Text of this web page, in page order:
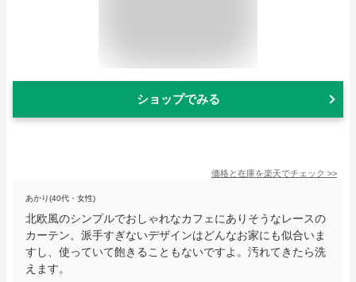
ショップでみる
価格と在庫を楽天でチェック >>
あかり(40代・女性)
北欧風のシンプルでおしゃれなカフェにありそうなレースの
カーテン。派手すぎないデザインはどんなお家にも似合いま
すし、使っていて飽きることもないですよ。汚れてきたら洗
えます。